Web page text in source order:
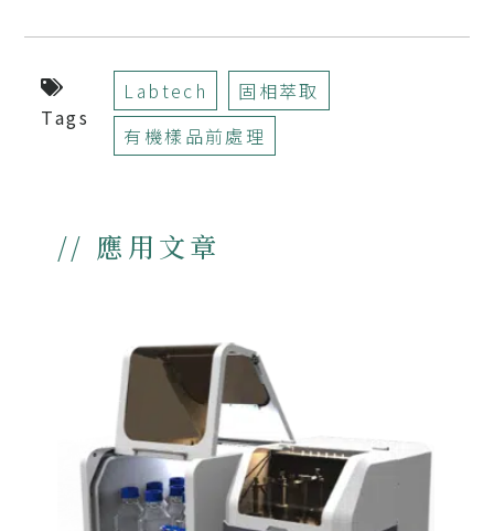
Tags
Labtech
固相萃取
有機樣品前處理
// 應用文章